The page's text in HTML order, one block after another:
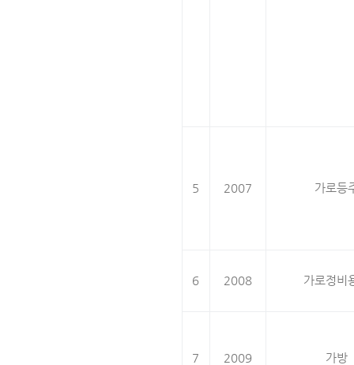
5 2007 가로등
6 2008 가로정비
7 2009 가방